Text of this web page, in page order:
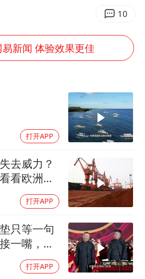
38岁演员求职万岁山NPC成功
胡彦斌获《歌手2026》歌王
日本试射“战斧”导弹，国防部回应
胡彦斌韩磊 谁帮谁
东航：国内客票提前14天免费退改
夯实基础开新局
10
新闻 体验效果更佳
打开APP
去威力？
看欧洲军
打开APP
只等一句
一嘴，包
打开APP